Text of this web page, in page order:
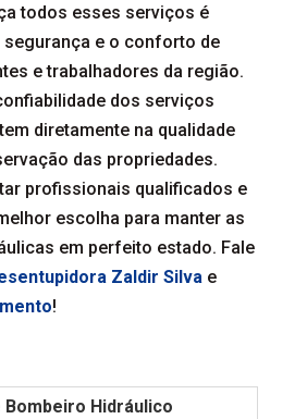
todos esses serviços é
segurança e o conforto de
e trabalhadores da região.
dos serviços
diretamente na qualidade
das propriedades.
profissionais qualificados e
escolha para manter as
em perfeito estado. Fale
Zaldir Silva e
!
Hidráulico